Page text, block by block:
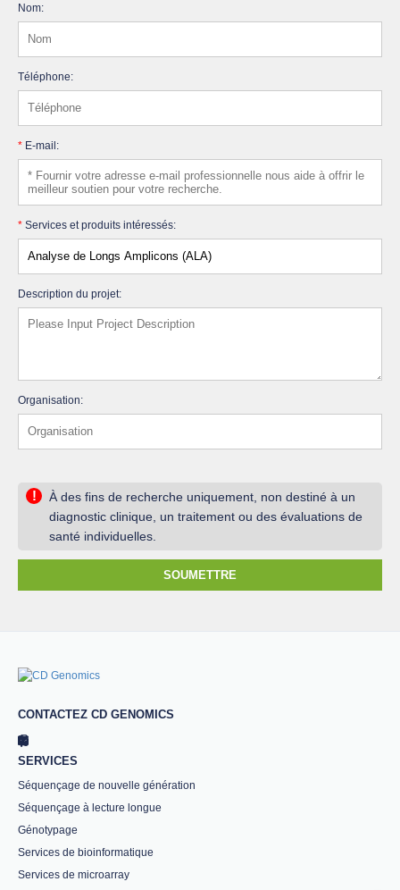
Nom:
Téléphone:
* E-mail:
* Services et produits intéressés:
Description du projet:
Organisation:
!
À des fins de recherche uniquement, non destiné à un
diagnostic clinique, un traitement ou des évaluations de
santé individuelles.
SOUMETTRE
CONTACTEZ CD GENOMICS
SERVICES
Séquençage de nouvelle génération
Séquençage à lecture longue
Génotypage
Services de bioinformatique
Services de microarray